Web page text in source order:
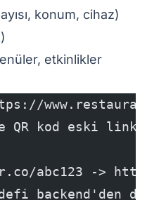
konum, cihaz)
etkinlikler
QR kod eski
abc123 ->
backend'den